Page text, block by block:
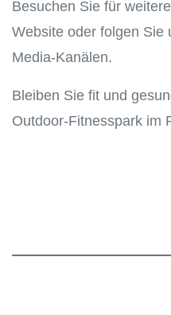
Besuchen Sie für
Website oder folgen Sie
Media-Kanälen.
Bleiben Sie fit und
Outdoor-Fitnesspark im